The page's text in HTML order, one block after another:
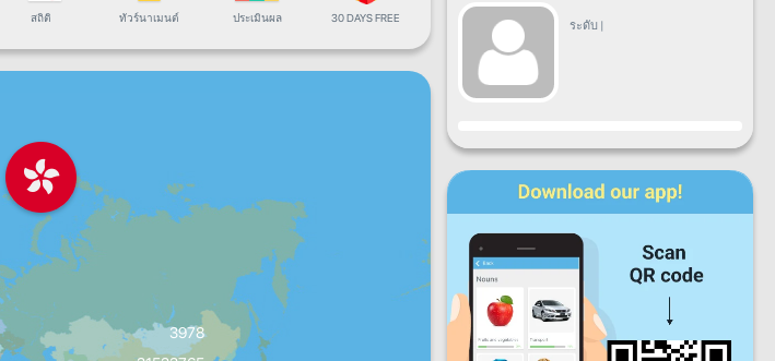
สถิติ ทัวร์นาเมนต์ ประเมินผล 30 DAYS FREE
3978
ระดับ |
ขั้นตอน
พ. พฤ.
ส. อา.